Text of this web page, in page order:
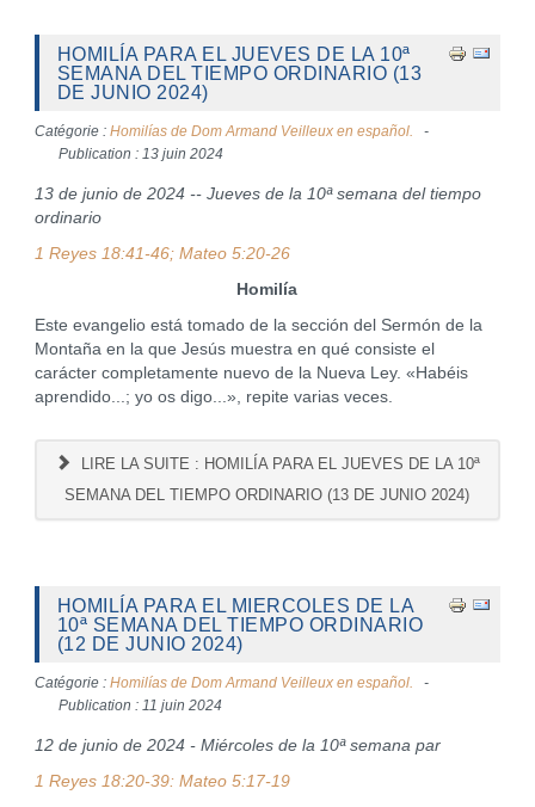
HOMILÍA PARA EL JUEVES DE LA 10ª
SEMANA DEL TIEMPO ORDINARIO (13
DE JUNIO 2024)
Catégorie : Homilías de Dom Armand Veilleux en español.
Publication : 13 juin 2024
13 de junio de 2024 -- Jueves de la 10ª semana del tiempo
ordinario
1 Reyes 18:41-46; Mateo 5:20-26
Homilía
Este evangelio está tomado de la sección del Sermón de la
Montaña en la que Jesús muestra en qué consiste el
carácter completamente nuevo de la Nueva Ley. «Habéis
aprendido...; yo os digo...», repite varias veces.
LIRE LA SUITE : HOMILÍA PARA EL JUEVES DE LA 10ª
SEMANA DEL TIEMPO ORDINARIO (13 DE JUNIO 2024)
HOMILÍA PARA EL MIERCOLES DE LA
10ª SEMANA DEL TIEMPO ORDINARIO
(12 DE JUNIO 2024)
Catégorie : Homilías de Dom Armand Veilleux en español.
Publication : 11 juin 2024
12 de junio de 2024 - Miércoles de la 10ª semana par
1 Reyes 18:20-39: Mateo 5:17-19